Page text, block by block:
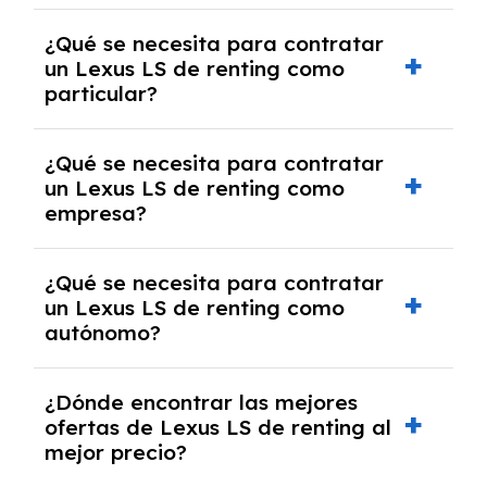
económica.
pero puede haber penalizaciones por
cancelación anticipada. Es importante revisar
las condiciones del contrato y hablar con un
experto que te asesore.
¿Qué se necesita para contratar
un Lexus LS de renting como
particular?
y, en algunos casos, una consulta de solvencia
crediticia y un pago inicial.
¿Qué se necesita para contratar
un Lexus LS de renting como
empresa?
documentación financiera y, en algunos
casos, un informe de solvencia de la empresa
y un pago inicial.
¿Qué se necesita para contratar
un Lexus LS de renting como
autónomo?
autónomos, justificante de ingresos y, en
algunos casos, un informe fiscal y un pago
inicial.
¿Dónde encontrar las mejores
ofertas de Lexus LS de renting al
mejor precio?